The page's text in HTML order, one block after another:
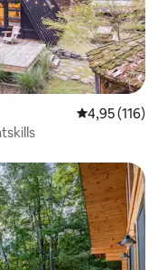
Évaluation
4,95 (116)